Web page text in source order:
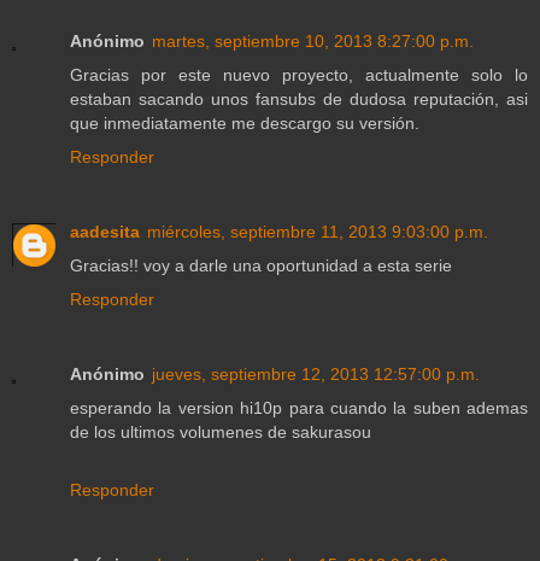
Anónimo martes, septiembre 10, 2013 8:27:00 p.m.
Gracias por este nuevo proyecto, actualmente solo lo
estaban sacando unos fansubs de dudosa reputación, asi
que inmediatamente me descargo su versión.
Responder
aadesita miércoles, septiembre 11, 2013 9:03:00 p.m.
Gracias!! voy a darle una oportunidad a esta serie
Responder
Anónimo jueves, septiembre 12, 2013 12:57:00 p.m.
esperando la version hi10p para cuando la suben ademas
de los ultimos volumenes de sakurasou
Responder